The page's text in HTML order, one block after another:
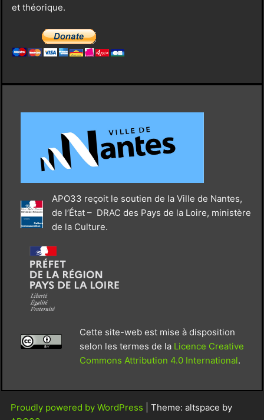
et théorique.
APO33 reçoit le soutien de la Ville de Nantes,
de l’État – DRAC des Pays de la Loire, ministère
de la Culture.
Cette site-web est mise à disposition
selon les termes de la Licence Creative
Commons Attribution 4.0 International.
Proudly powered by WordPress
Theme: altspace by